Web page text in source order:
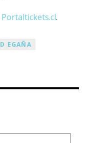
Portaltickets.cl.
EGAÑA